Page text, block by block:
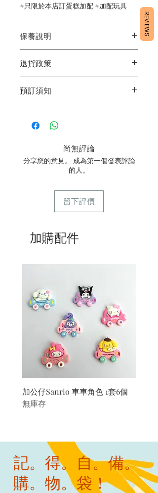
#只限於本店訂蛋糕加配​​​​​​​ #加配玩具
保養說明
度。
2/運送時避免大力搖晃。
3/最佳保存期：3日內食用完畢
退貨政策
作，不設退換。
預訂須知
定日期取貨請提早10-14天前落單🤗
2/ 下單後,請等候電話確認訂單
4/ 自取訂單： 請於本店營業時間內自
貨，如需送貨請向客服諮詢。
6/ 營業時間：請參考本網站
尚無評論
分享您的意見。 成為第一個發表評論
的人。
留下評價
加購配件
加公仔Sanrio 車車角色 1套6個
無庫存
無庫存
記。得。自。備。
購。物。袋！
REVIEWS